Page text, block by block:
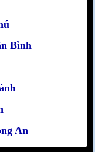
Bình
An